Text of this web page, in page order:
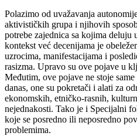
Polazimo od uvažavanja
aktivističkih grupa i njihovih
potrebe zajednica sa kojima
kontekst već decenijama je
uzrocima, manifestacijama i
rasizma. Upravo su ove pojave u
Međutim, ove pojave ne stoje
danas, one su pokretači i alati za
ekonomskih, etničko-rasnih,
nejednakosti. Tako je i Specijalni
koje se posredno ili neposredno
problemima.